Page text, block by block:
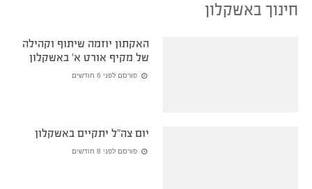
חינוך באשקלון
האקתון יוזמה שיתוף וקהילה
של מקיף אורט א' באשקלון
פורסם לפני 6 חודשים
יום צה״ל יתקיים באשקלון
פורסם לפני 8 חודשים